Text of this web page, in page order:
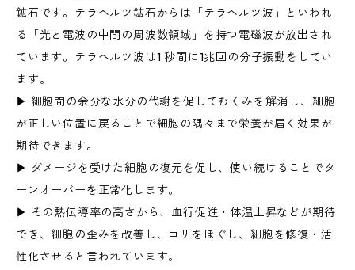
鉱石です。テラヘルツ鉱石からは「テラヘルツ波」といわれ
る「光と電波の中間の周波数領域」を持つ電磁波が放出され
ています。テラヘルツ波は1 秒間に1兆回の分子振動をしてい
ます。
▶ 細胞間の余分な水分の代謝を促してむくみを解消し、細胞
が正しい位置に戻ることで細胞の隅々まで栄養が届く効果が
期待できます。
▶ ダメージを受けた細胞の復元を促し、使い続けることでタ
ーンオーバーを正常化します。
▶ その熱伝導率の高さから、血行促進・体温上昇などが期待
でき、細胞の歪みを改善し、コリをほぐし、細胞を修復・活
性化させると言われています。